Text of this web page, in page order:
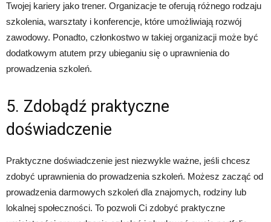
Twojej kariery jako trener. Organizacje te oferują różnego rodzaju
szkolenia, warsztaty i konferencje, które umożliwiają rozwój
zawodowy. Ponadto, członkostwo w takiej organizacji może być
dodatkowym atutem przy ubieganiu się o uprawnienia do
prowadzenia szkoleń.
5. Zdobądź praktyczne
doświadczenie
Praktyczne doświadczenie jest niezwykle ważne, jeśli chcesz
zdobyć uprawnienia do prowadzenia szkoleń. Możesz zacząć od
prowadzenia darmowych szkoleń dla znajomych, rodziny lub
lokalnej społeczności. To pozwoli Ci zdobyć praktyczne